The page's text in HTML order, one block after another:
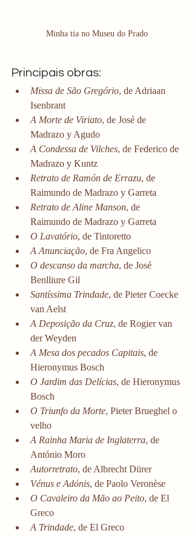
Minha tia no Museu do Prado
Principais obras:
Missa de São Gregório, de Adriaan
Isenbrant
A Morte de Viriato, de José de
Madrazo y Agudo
A Condessa de Vilches, de Federico de
Madrazo y Kuntz
Retrato de Ramón de Errazu, de
Raimundo de Madrazo y Garreta
Retrato de Aline Manson, de
Raimundo de Madrazo y Garreta
O Lavatório, de Tintoretto
A Anunciação, de Fra Angelico
O descanso da marcha, de José
Benlliure Gil
Santíssima Trindade, de Pieter Coecke
van Aelst
A Deposição da Cruz, de Rogier van
der Weyden
A Mesa dos pecados Capitais, de
Hieronymus Bosch
O Jardim das Delícias, de Hieronymus
Bosch
O Triunfo da Morte, Pieter Brueghel o
velho
A Rainha Maria de Inglaterra, de
António Moro
Autorretrato, de Albrecht Dürer
Vénus e Adónis, de Paolo Veronèse
O Cavaleiro da Mão ao Peito, de El
Greco
A Trindade, de El Greco